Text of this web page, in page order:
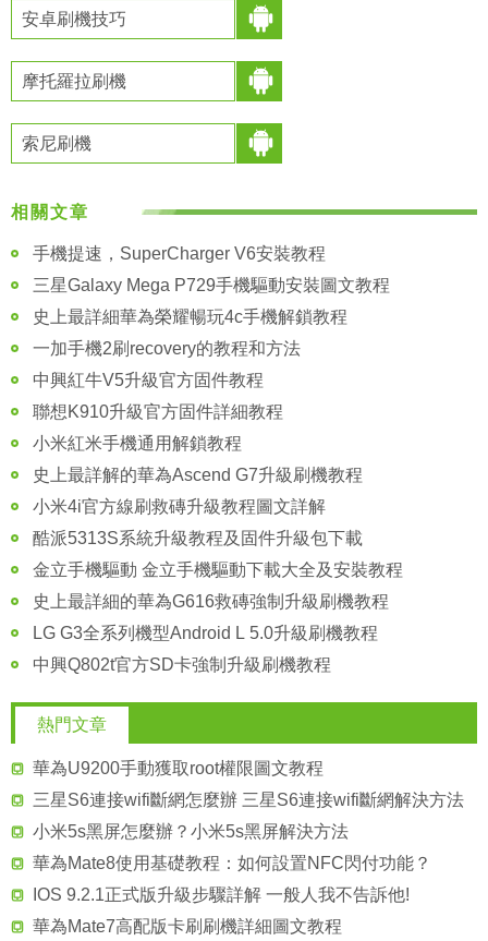
安卓刷機技巧
摩托羅拉刷機
索尼刷機
相關文章
手機提速，SuperCharger V6安裝教程
三星Galaxy Mega P729手機驅動安裝圖文教程
史上最詳細華為榮耀暢玩4c手機解鎖教程
一加手機2刷recovery的教程和方法
中興紅牛V5升級官方固件教程
聯想K910升級官方固件詳細教程
小米紅米手機通用解鎖教程
史上最詳解的華為Ascend G7升級刷機教程
小米4i官方線刷救磚升級教程圖文詳解
酷派5313S系統升級教程及固件升級包下載
金立手機驅動 金立手機驅動下載大全及安裝教程
史上最詳細的華為G616救磚強制升級刷機教程
LG G3全系列機型Android L 5.0升級刷機教程
中興Q802t官方SD卡強制升級刷機教程
熱門文章
華為U9200手動獲取root權限圖文教程
三星S6連接wifi斷網怎麼辦 三星S6連接wifi斷網解決方法
小米5s黑屏怎麼辦？小米5s黑屏解決方法
華為Mate8使用基礎教程：如何設置NFC閃付功能？
IOS 9.2.1正式版升級步驟詳解 一般人我不告訴他!
華為Mate7高配版卡刷刷機詳細圖文教程